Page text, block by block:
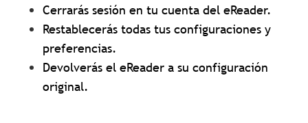
Cerrarás sesión en tu cuenta del eReader.
Restablecerás todas tus configuraciones y
preferencias.
Devolverás el eReader a su configuración
original.